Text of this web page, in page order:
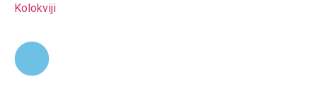
Kolokviji